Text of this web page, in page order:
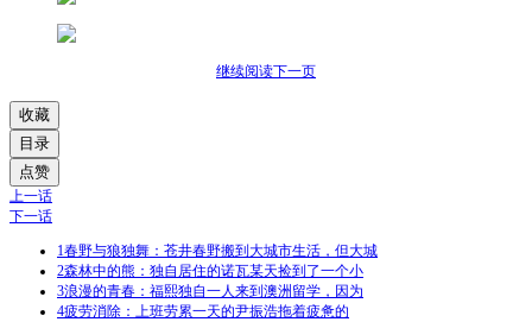
继续阅读下一页
收藏
目录
点赞
上一话
下一话
1春野与狼独舞：苍井春野搬到大城市生活，但大城
2森林中的熊：独自居住的诺瓦某天捡到了一个小
3浪漫的青春：福熙独自一人来到澳洲留学，因为
4疲劳消除：上班劳累一天的尹振浩拖着疲惫的